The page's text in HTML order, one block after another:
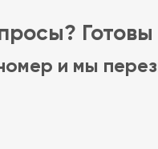
Готовы
и мы